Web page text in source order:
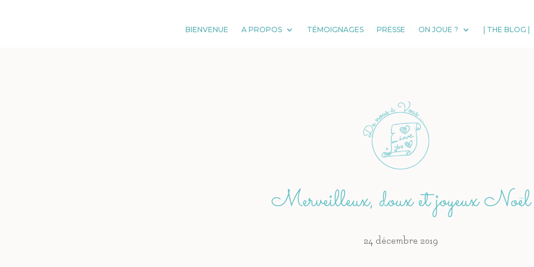
BIENVENUE A PROPOS TÉMOIGNAGES PRESSE ON JOUE ? | THE BLOG |
Merveilleux, doux et joyeux Noël
24 décembre 2019